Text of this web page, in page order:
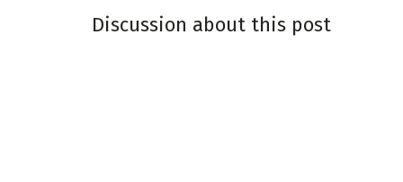
Discussion about this post